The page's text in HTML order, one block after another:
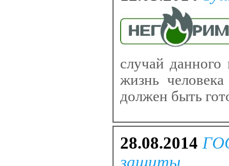
случай
жизнь
должен быть
28.08.2014
защиты